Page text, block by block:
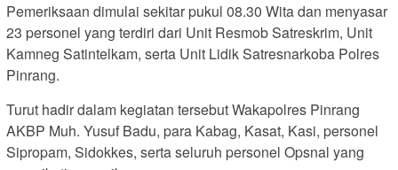
Pemeriksaan dimulai sekitar pukul 08.30 Wita dan menyasar
23 personel yang terdiri dari Unit Resmob Satreskrim, Unit
Kamneg Satintelkam, serta Unit Lidik Satresnarkoba Polres
Pinrang.
Turut hadir dalam kegiatan tersebut Wakapolres Pinrang
AKBP Muh. Yusuf Badu, para Kabag, Kasat, Kasi, personel
Sipropam, Sidokkes, serta seluruh personel Opsnal yang